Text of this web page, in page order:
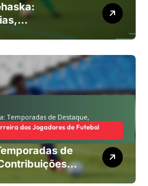
para o clube,
dos Jogadores de Futebol
de